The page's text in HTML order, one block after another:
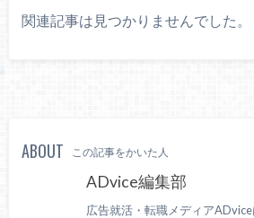
関連記事は見つかりませんでした。
ABOUT この記事をかいた人
ADvice編集部
広告就活・転職メディア